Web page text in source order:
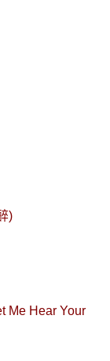
)
Me Hear Your